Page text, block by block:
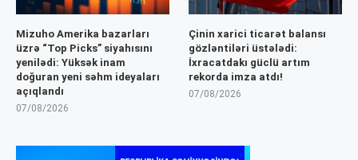
Mizuho Amerika bazarları
üzrə “Top Picks” siyahısını
yenilədi: Yüksək inam
doğuran yeni səhm ideyaları
açıqlandı
07/08/2026
Çinin xarici ticarət balansı
gözləntiləri üstələdi:
İxracatdakı güclü artım
rekorda imza atdı!
07/08/2026